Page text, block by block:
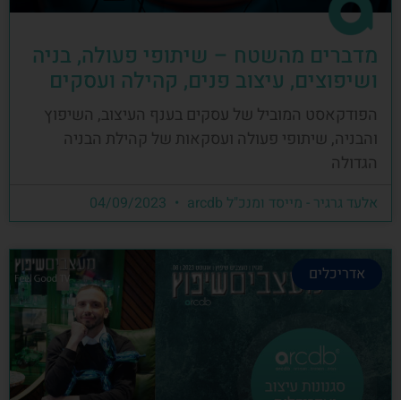
מדברים מהשטח – שיתופי פעולה, בניה
ושיפוצים, עיצוב פנים, קהילה ועסקים
הפודקאסט המוביל של עסקים בענף העיצוב, השיפוץ
והבניה, שיתופי פעולה ועסקאות של קהילת הבניה
הגדולה
אלעד גרגיר - מייסד ומנכ"ל arcdb
אדריכלים